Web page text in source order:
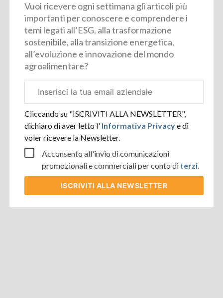
Vuoi ricevere ogni settimana gli articoli più
importanti per conoscere e comprendere i
temi legati all’ESG, alla trasformazione
sostenibile, alla transizione energetica,
all’evoluzione e innovazione del mondo
agroalimentare?
aziendale
Cliccando su "ISCRIVITI ALLA NEWSLETTER",
dichiaro di aver letto l' Informativa Privacye di
voler ricevere la Newsletter.
Acconsento all'invio di comunicazioni
promozionali e commerciali per conto di terzi.
ISCRIVITI ALLA NEWSLETTER